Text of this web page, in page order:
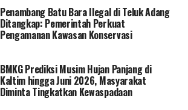
Penambang Batu Bara Ilegal di Teluk Adang
Ditangkap: Pemerintah Perkuat
Pengamanan Kawasan Konservasi
BMKG Prediksi Musim Hujan Panjang di
Kaltim hingga Juni 2026, Masyarakat
Diminta Tingkatkan Kewaspadaan